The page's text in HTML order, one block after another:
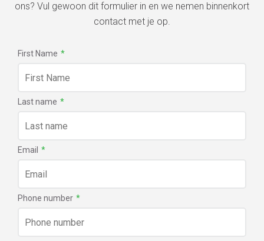
ons? Vul gewoon dit formulier in en we nemen binnenkort
contact met je op.
First Name *
Last name *
Email *
Phone number *